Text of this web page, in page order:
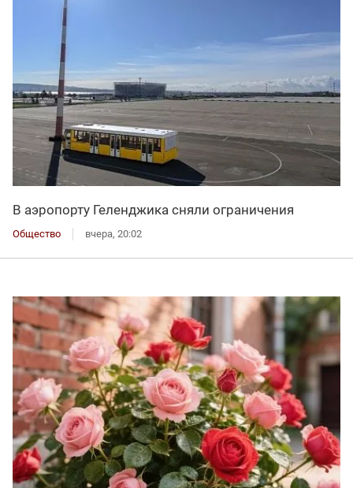
В аэропорту Геленджика сняли ограничения
Общество вчера, 20:02